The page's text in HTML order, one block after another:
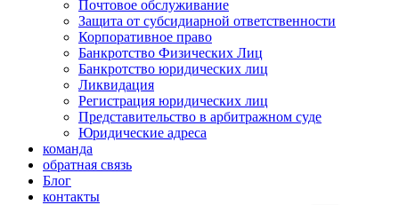
Почтовое обслуживание
Защита от субсидиарной ответственности
Корпоративное право
Банкротство Физических Лиц
Банкротство юридических лиц
Ликвидация
Регистрация юридических лиц
Представительство в арбитражном суде
Юридические адреса
команда
обратная связь
Блог
контакты